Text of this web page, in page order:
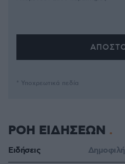
* Υποχρεωτικά πεδία
ΡΟΗ ΕΙΔΗΣΕΩΝ
Ειδήσεις Δημοφιλή